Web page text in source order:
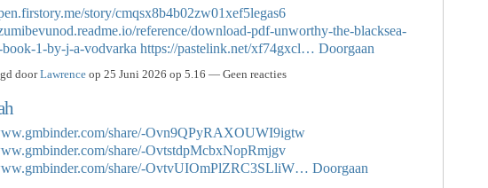
story/cmqsx8b4b02zw01xef5legas6
reference/download-pdf-unworthy-the-blacksea-
book-1-by-j-a-vodvarka https://pastelink.net/xf74gxcl… Doorgaan
doorLawrence op 25 Juni 2026 op 5.16 — Geen reacties
share/-Ovn9QPyRAXOUWI9igtw
share/-OvtstdpMcbxNopRmjgv
share/-OvtvUIOmPlZRC3SLliW… Doorgaan